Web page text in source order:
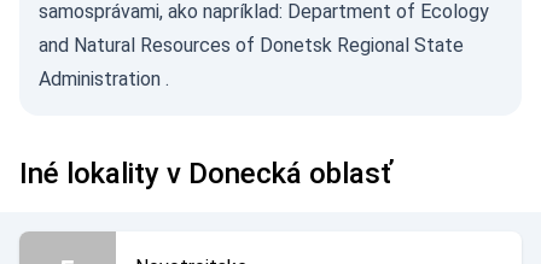
samosprávami, ako napríklad: Department of Ecology
and Natural Resources of Donetsk Regional State
Administration .
Iné lokality v Donecká oblasť